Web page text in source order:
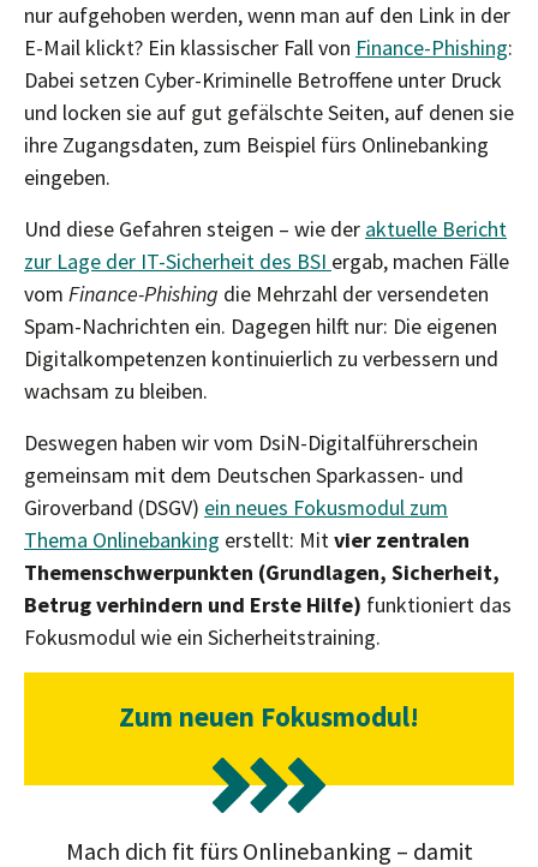
nur aufgehoben werden, wenn man auf den Link in der
E-Mail klickt? Ein klassischer Fall von Finance-Phishing:
Dabei setzen Cyber-Kriminelle Betroffene unter Druck
und locken sie auf gut gefälschte Seiten, auf denen sie
ihre Zugangsdaten, zum Beispiel fürs Onlinebanking
eingeben.
Und diese Gefahren steigen – wie der aktuelle Bericht
zur Lage der IT-Sicherheit des BSI ergab, machen Fälle
vom Finance-Phishing die Mehrzahl der versendeten
Spam-Nachrichten ein. Dagegen hilft nur: Die eigenen
Digitalkompetenzen kontinuierlich zu verbessern und
wachsam zu bleiben.
Deswegen haben wir vom DsiN-Digitalführerschein
gemeinsam mit dem Deutschen Sparkassen- und
Giroverband (DSGV) ein neues Fokusmodul zum
Thema Onlinebanking erstellt: Mitvier zentralen
Themenschwerpunkten (Grundlagen, Sicherheit,
Betrug verhindern und Erste Hilfe) funktioniert das
Fokusmodul wie ein Sicherheitstraining.
Zum neuen Fokusmodul!
Mach dich fit fürs Onlinebanking – damit